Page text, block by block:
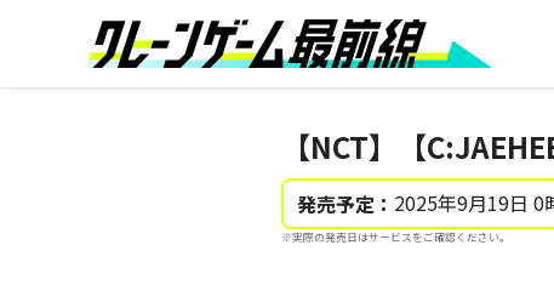
【NCT】【
発売予定： 2025年9月19日 0
※実際の発売日はサービスをご確認ください。